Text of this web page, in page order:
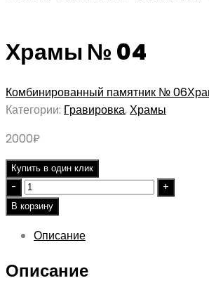
Храмы № 04
Комбинированный памятник № 06
Категории: Гравировка,Храмы
2000₽
Купить в один клик
Quantity
В корзину
Описание
Описание